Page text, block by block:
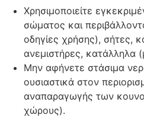
Χρησιμοποιείτε
σώματος και
οδηγίες χρήσης), σήτες,
ανεμιστήρες, κατάλληλα
Μην αφήνετε στάσιμα
ουσιαστικά στον
αναπαραγωγής των
χώρους).